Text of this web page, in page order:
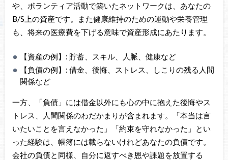
や、ボランティア活動で築いたネットワークは、あなたの
B/S上の資産です。また健康維持のための運動や栄養管理
も、将来の医療費を下げる意味で資産形成にあたります。
【資産の例】: 貯蓄、スキル、人脈、健康など
【負債の例】: 借金、後悔、ストレス、しこりの残る人間
関係など
一方、「負債」には借金以外にも心の中に抱えた後悔やス
トレス、人間関係のわだかまりが含まれます。「本当は言
いたいことを言えなかった」「約束を守れなかった」とい
った経験は、帳簿には載らないけれどあなたの負債です。
会社の負債と同様、自分に返すべき恩や課題を放置する